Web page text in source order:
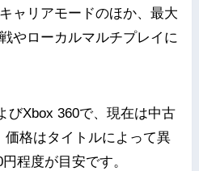
ャリアモードのほか、最大
やローカルマルチプレイに
びXbox 360で、現在は中古
格はタイトルによって異
程度が目安です。